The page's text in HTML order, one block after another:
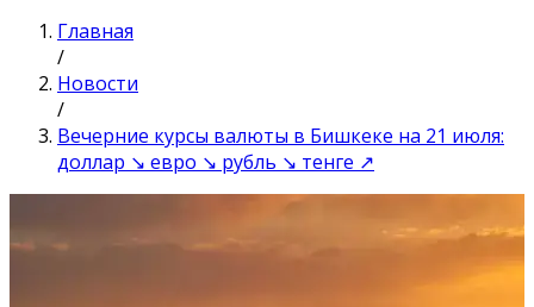
Главная
/
Новости
/
Вечерние курсы валюты в Бишкеке на 21 июля:
доллар ↘ евро ↘ рубль ↘ тенге ↗